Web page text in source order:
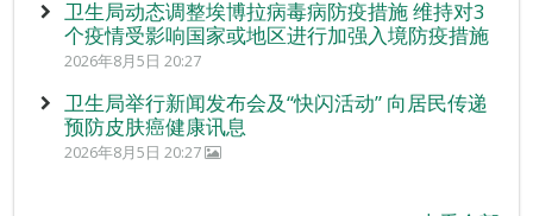
卫生局动态调整埃博拉病毒病防疫措施 维持对3
个疫情受影响国家或地区进行加强入境防疫措施
2026年8月5日 20:27
卫生局举行新闻发布会及“快闪活动” 向居民传递
预防皮肤癌健康讯息
2026年8月5日 20:27